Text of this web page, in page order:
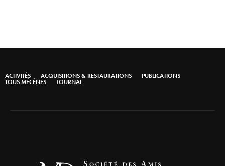
ACTIVITÉS ACQUISITIONS & RESTAURATIONS PUBLICATIONS
TOUS MÉCÉNES JOURNAL